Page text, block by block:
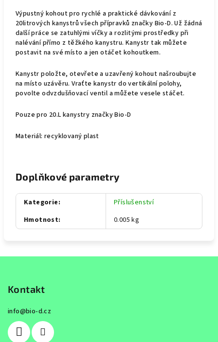
Výpustný kohout pro rychlé a praktické dávkování z
20litrových kanystrů všech přípravků značky Bio-D. Už žádná
další práce se zatuhlými víčky a rozlitými prostředky při
nalévání přímo z těžkého kanystru. Kanystr tak můžete
postavit na své místo a jen otáčet kohoutkem.
Kanystr položte, otevřete a uzavřený kohout našroubujte
na místo uzávěru. Vraťte kanystr do vertikální polohy,
povolte odvzdušňovací ventil a můžete vesele stáčet.
Pouze pro 20.L kanystry značky Bio-D
Materiál: recyklovaný plast
Doplňkové parametry
Kategorie:
Příslušenství
Hmotnost: 0.005 kg
Kontakt
info@bio-d.cz